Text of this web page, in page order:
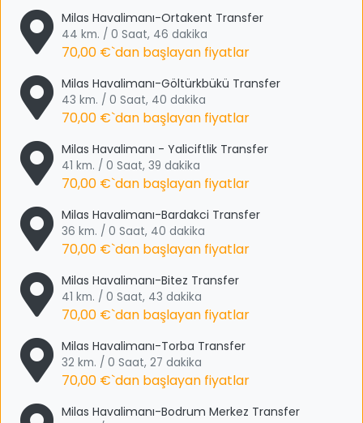
Milas Havalimanı-Ortakent Transfer
44 km. / 0 Saat, 46 dakika
70,00 €`dan başlayan fiyatlar
Milas Havalimanı-Göltürkbükü Transfer
43 km. / 0 Saat, 40 dakika
70,00 €`dan başlayan fiyatlar
Milas Havalimanı - Yaliciftlik Transfer
41 km. / 0 Saat, 39 dakika
70,00 €`dan başlayan fiyatlar
Milas Havalimanı-Bardakci Transfer
36 km. / 0 Saat, 40 dakika
70,00 €`dan başlayan fiyatlar
Milas Havalimanı-Bitez Transfer
41 km. / 0 Saat, 43 dakika
70,00 €`dan başlayan fiyatlar
Milas Havalimanı-Torba Transfer
32 km. / 0 Saat, 27 dakika
70,00 €`dan başlayan fiyatlar
Milas Havalimanı-Bodrum Merkez Transfer